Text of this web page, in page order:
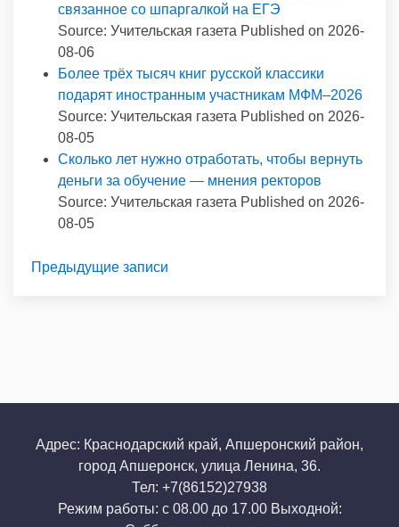
связанное со шпаргалкой на ЕГЭ
Source: Учительская газета Published on 2026-
08-06
Более трёх тысяч книг русской классики
подарят иностранным участникам МФМ–2026
Source: Учительская газета Published on 2026-
08-05
Сколько лет нужно отработать, чтобы вернуть
деньги за обучение — мнения ректоров
Source: Учительская газета Published on 2026-
08-05
Предыдущие записи
Адрес: Краснодарский край, Апшеронский район,
город Апшеронск, улица Ленина, 36.
Тел: +7(86152)27938
Режим работы: с 08.00 до 17.00 Выходной: